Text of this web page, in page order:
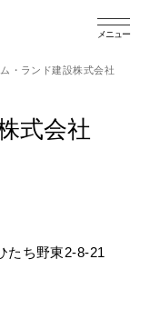
メニュー
ム・ランド建設株式会社
式会社
たち野東2-8-21